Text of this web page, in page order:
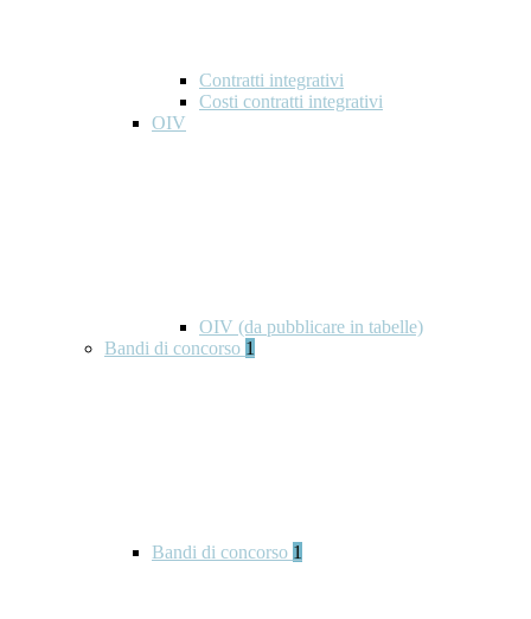
Contratti integrativi
Costi contratti integrativi
OIV
OIV (da pubblicare in tabelle)
Bandi di concorso 1
Bandi di concorso 1